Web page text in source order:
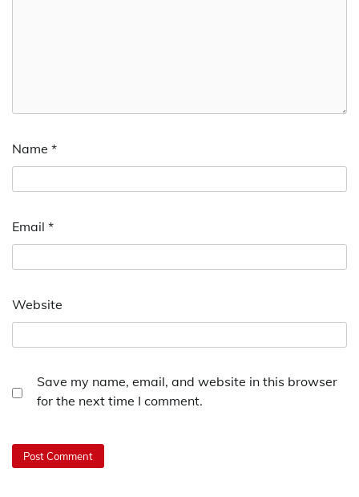
Name *
Email *
Website
Save my name, email, and website in this browser
for the next time I comment.